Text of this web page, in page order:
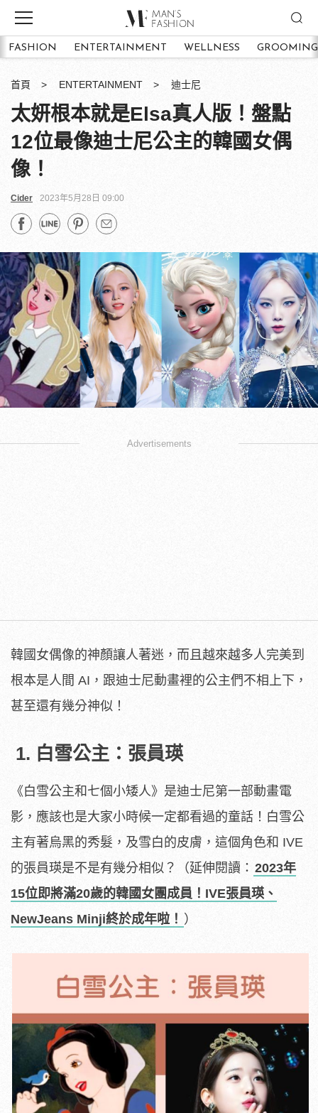
FASHION ENTERTAINMENT WELLNESS GROOMING
首頁 ENTERTAINMENT 迪士尼
太妍根本就是Elsa真人版！盤點
12位最像迪士尼公主的韓國女偶
像！
Cider 2023年5月28日 09:00
Advertisements
韓國女偶像的神顏讓人著迷，而且越來越多人完美到
根本是人間 AI，跟迪士尼動畫裡的公主們不相上下，
甚至還有幾分神似！
1. 白雪公主：張員瑛
《白雪公主和七個小矮人》是迪士尼第一部動畫電
影，應該也是大家小時候一定都看過的童話！白雪公
主有著烏黑的秀髮，及雪白的皮膚，這個角色和 IVE
的張員瑛是不是有幾分相似？
（延伸閱讀： 2023年
15位即將滿20歲的韓國女團成員！IVE張員瑛、
NewJeans Minji終於成年啦！ ）